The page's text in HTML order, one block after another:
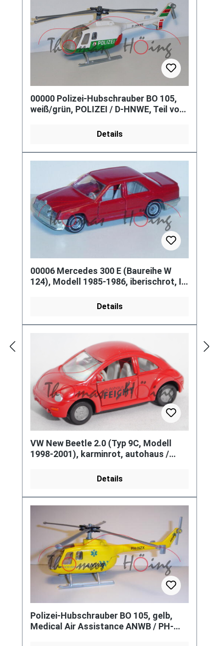
00000 Polizei-Hubschrauber BO 105,
weiß/grün, POLIZEI / D-HNWE, Teil vom
Details
00006 Mercedes 300 E (Baureihe W
124), Modell 1985-1986, iberischrot, IE
Details
VW New Beetle 2.0 (Typ 9C, Modell
1998-2001), karminrot, autohaus /
Details
Polizei-Hubschrauber BO 105, gelb,
Medical Air Assistance ANWB / PH-